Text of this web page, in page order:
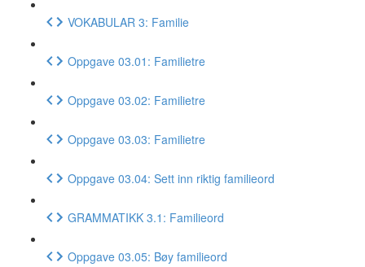
VOKABULAR 3: Familie
Oppgave 03.01: Familietre
Oppgave 03.02: Familietre
Oppgave 03.03: Familietre
Oppgave 03.04: Sett inn riktig familieord
GRAMMATIKK 3.1: Familieord
Oppgave 03.05: Bøy familieord